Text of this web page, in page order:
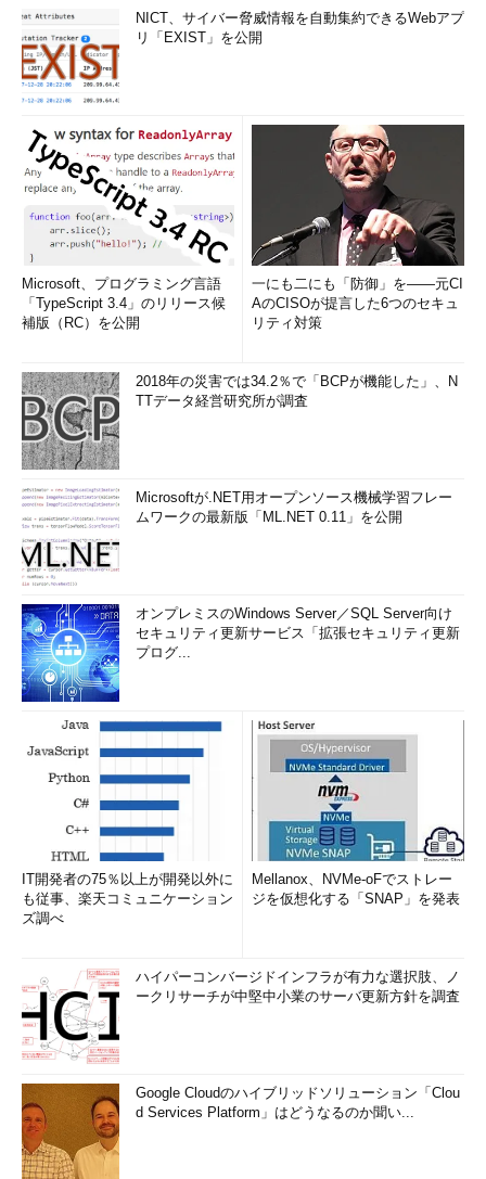
NICT、サイバー脅威情報を自動集約できるWebアプ
リ「EXIST」を公開
Microsoft、プログラミング言語
「TypeScript 3.4」のリリース候
補版（RC）を公開
一にも二にも「防御」を――元CI
AのCISOが提言した6つのセキュ
リティ対策
2018年の災害では34.2％で「BCPが機能した」、N
TTデータ経営研究所が調査
Microsoftが.NET用オープンソース機械学習フレー
ムワークの最新版「ML.NET 0.11」を公開
オンプレミスのWindows Server／SQL Server向け
セキュリティ更新サービス「拡張セキュリティ更新
プログ...
IT開発者の75％以上が開発以外に
も従事、楽天コミュニケーション
ズ調べ
Mellanox、NVMe-oFでストレー
ジを仮想化する「SNAP」を発表
ハイパーコンバージドインフラが有力な選択肢、ノ
ークリサーチが中堅中小業のサーバ更新方針を調査
Google Cloudのハイブリッドソリューション「Clou
d Services Platform」はどうなるのか聞い...